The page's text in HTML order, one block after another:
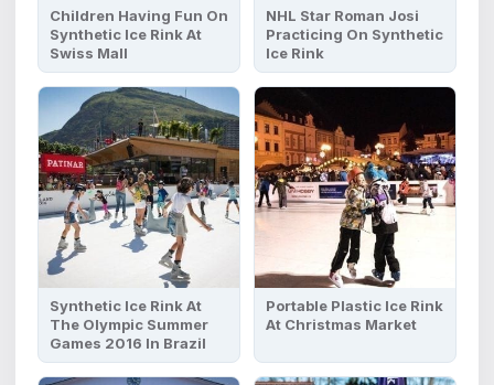
Children Having Fun On
Synthetic Ice Rink At
Swiss Mall
NHL Star Roman Josi
Practicing On Synthetic
Ice Rink
Synthetic Ice Rink At
The Olympic Summer
Games 2016 In Brazil
Portable Plastic Ice Rink
At Christmas Market